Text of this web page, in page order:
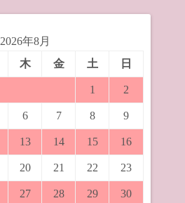
2026年8月
木 金 土 日
1 2
6 7 8 9
13 14 15 16
20 21 22 23
27 28 29 30